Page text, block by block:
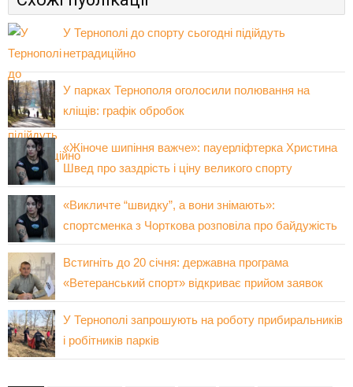
У Тернополі до спорту сьогодні підійдуть
нетрадиційно
У парках Тернополя оголосили полювання на
кліщів: графік обробок
«Жіноче шипіння важче»: пауерліфтерка Христина
Швед про заздрість і ціну великого спорту
«Викличте “швидку”, а вони знімають»:
спортсменка з Чорткова розповіла про байдужість
Встигніть до 20 січня: державна програма
«Ветеранський спорт» відкриває прийом заявок
У Тернополі запрошують на роботу прибиральників
і робітників парків